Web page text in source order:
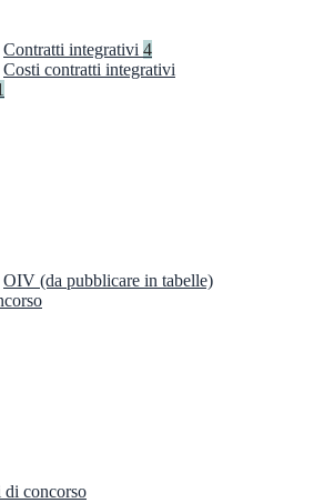
Contratti integrativi 4
Costi contratti integrativi
OIV (da pubblicare in tabelle)
di concorso